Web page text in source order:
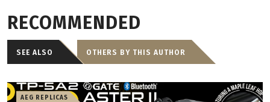
RECOMMENDED
SEE ALSO OTHERS BY THIS AUTHOR
AEG REPLICAS